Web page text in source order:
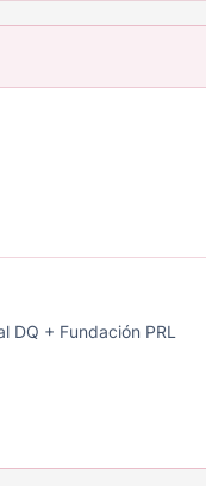
DQ + Fundación PRL